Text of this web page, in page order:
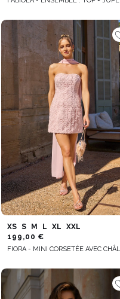
XS S M L XL
XXL
199,00 €